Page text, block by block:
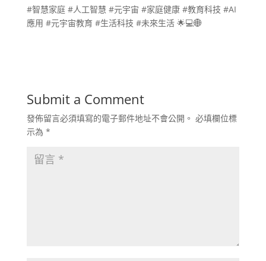
#智慧家庭 #人工智慧 #元宇宙 #家庭健康 #教育科技 #AI
應用 #元宇宙教育 #生活科技 #未來生活 🌟💻🌐
Submit a Comment
發佈留言必須填寫的電子郵件地址不會公開。 必填欄位標
示為 *